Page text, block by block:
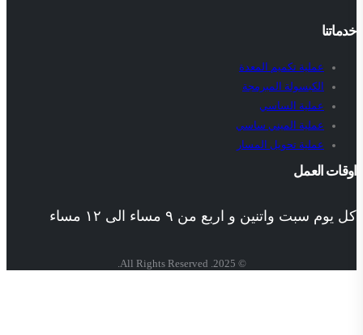
خدماتنا
عملية تكميم المعدة
الكبسولة المبرمجة
عملية الساسي
عملية الميني ساسي
عملية تحويل المسار
اوقات العمل
كل يوم سبت واتنين و اربع من ٩ مساء الى ١٢ مساء
© 2025. All Rights Reserved.